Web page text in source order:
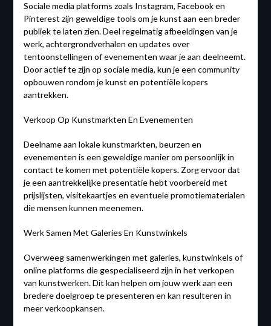
Sociale media platforms zoals Instagram, Facebook en
Pinterest zijn geweldige tools om je kunst aan een breder
publiek te laten zien. Deel regelmatig afbeeldingen van je
werk, achtergrondverhalen en updates over
tentoonstellingen of evenementen waar je aan deelneemt.
Door actief te zijn op sociale media, kun je een community
opbouwen rondom je kunst en potentiële kopers
aantrekken.
Verkoop Op Kunstmarkten En Evenementen
Deelname aan lokale kunstmarkten, beurzen en
evenementen is een geweldige manier om persoonlijk in
contact te komen met potentiële kopers. Zorg ervoor dat
je een aantrekkelijke presentatie hebt voorbereid met
prijslijsten, visitekaartjes en eventuele promotiematerialen
die mensen kunnen meenemen.
Werk Samen Met Galeries En Kunstwinkels
Overweeg samenwerkingen met galeries, kunstwinkels of
online platforms die gespecialiseerd zijn in het verkopen
van kunstwerken. Dit kan helpen om jouw werk aan een
bredere doelgroep te presenteren en kan resulteren in
meer verkoopkansen.